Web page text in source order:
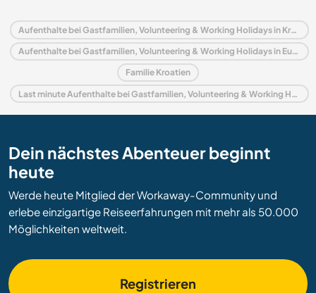
Aufenthalte bei Gastfamilien, Volunteering & Working Holidays in Kroatien
Aufenthalte bei Gastfamilien, Volunteering & Working Holidays in Europa
Familie Kroatien
Last minute Aufenthalte bei Gastfamilien, Volunteering & Working Holidays in Kroatien
Dein nächstes Abenteuer beginnt
heute
Werde heute Mitglied der Workaway-Community und
erlebe einzigartige Reiseerfahrungen mit mehr als 50.000
Möglichkeiten weltweit.
Registrieren